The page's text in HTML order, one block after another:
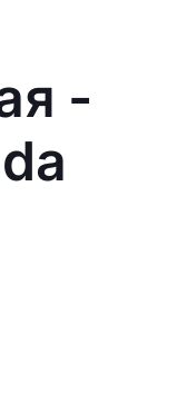
-